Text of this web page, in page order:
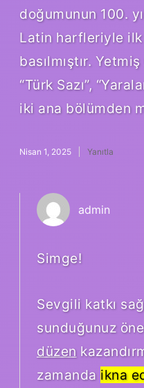
doğumunun 100.
Latin harfleriyle ilk
basılmıştır.
“Türk Sazı”,
iki ana bölümden
Nisan 1, 2025 Yanıtla
admin
Simge!
Sevgili katkı
sunduğunuz
düzen
zamanda ikna